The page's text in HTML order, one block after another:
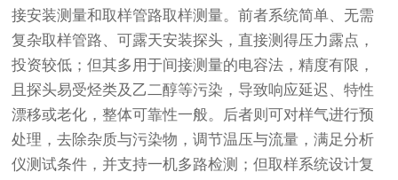
接安装测量和取样管路取样测量。前者系统简单、无需
复杂取样管路、可露天安装探头，直接测得压力露点，
投资较低；但其多用于间接测量的电容法，精度有限，
且探头易受烃类及乙二醇等污染，导致响应延迟、特性
漂移或老化，整体可靠性一般。后者则可对样气进行预
处理，去除杂质与污染物，调节温压与流量，满足分析
仪测试条件，并支持一机多路检测；但取样系统设计复